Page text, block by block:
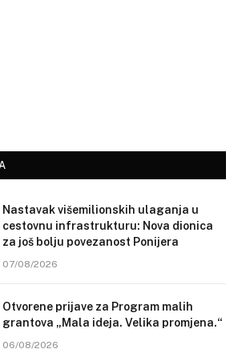
Nastavak višemilionskih ulaganja u
cestovnu infrastrukturu: Nova dionica
za još bolju povezanost Ponijera
07/08/2026
Otvorene prijave za Program malih
grantova „Mala ideja. Velika promjena.“
06/08/2026